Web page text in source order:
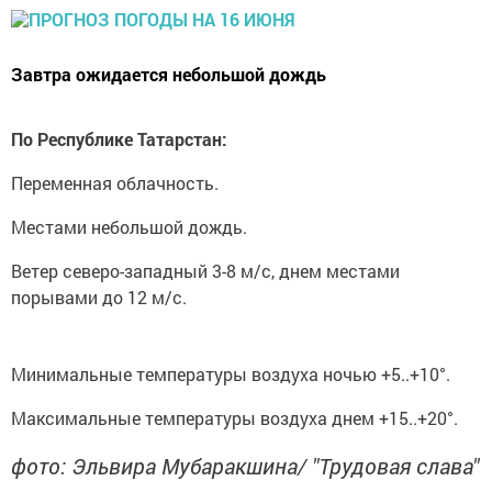
Завтра ожидается небольшой дождь
По Республике Татарстан:
Переменная облачность.
Местами небольшой дождь.
Ветер северо-западный 3-8 м/с, днем местами
порывами до 12 м/с.
Минимальные температуры воздуха ночью +5..+10°.
Максимальные температуры воздуха днем +15..+20°.
фото: Эльвира Мубаракшина/ "Трудовая слава"